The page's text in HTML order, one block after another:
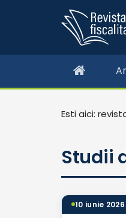
Esti aici:
Studii
10 iunie 2026